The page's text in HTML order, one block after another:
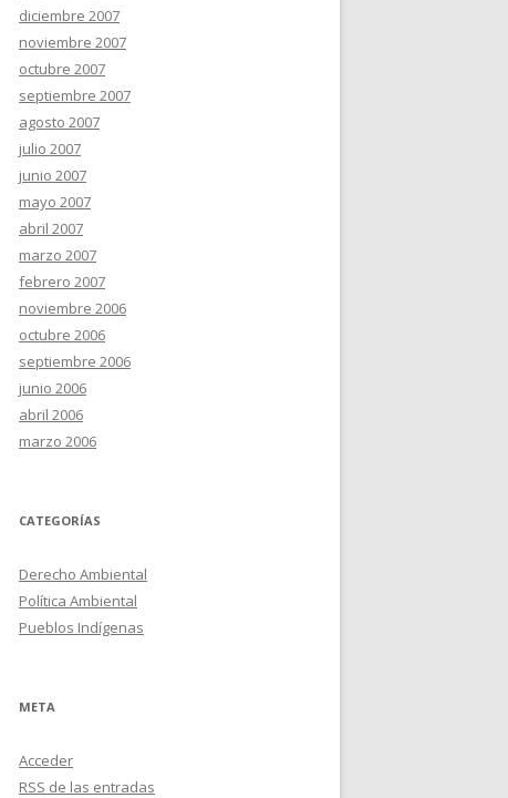
diciembre 2007
noviembre 2007
octubre 2007
septiembre 2007
agosto 2007
julio 2007
junio 2007
mayo 2007
abril 2007
marzo 2007
febrero 2007
noviembre 2006
octubre 2006
septiembre 2006
junio 2006
abril 2006
marzo 2006
CATEGORÍAS
Derecho Ambiental
Política Ambiental
Pueblos Indígenas
META
Acceder
RSS de las entradas